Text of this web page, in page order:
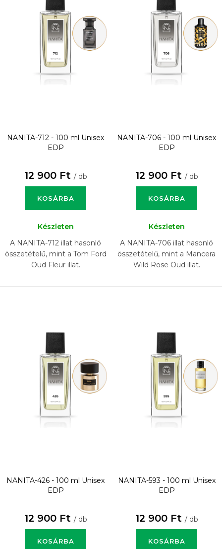
NANITA-712 - 100 ml Unisex
EDP
12 900 Ft / db
KOSÁRBA
Készleten
A NANITA-712 illat hasonló
összetételű, mint a Tom Ford
Oud Fleur illat.
NANITA-706 - 100 ml Unisex
EDP
12 900 Ft / db
KOSÁRBA
Készleten
A NANITA-706 illat hasonló
összetételű, mint a Mancera
Wild Rose Oud illat.
NANITA-426 - 100 ml Unisex
EDP
12 900 Ft / db
KOSÁRBA
NANITA-593 - 100 ml Unisex
EDP
12 900 Ft / db
KOSÁRBA